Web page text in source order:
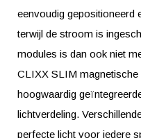
eenvoudig gepositioneerd
terwijl de stroom is
modules is dan ook niet
CLIXX SLIM
hoogwaardig
lichtverdeling.
perfecte licht voor iedere